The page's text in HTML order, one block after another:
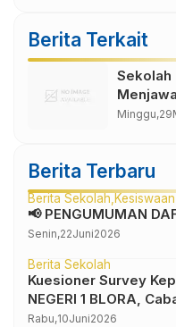
Berita Terkait
Sekolah
Minggu,29
Berita Terbaru
Berita Sekolah Kesiswaan
📢 PENGUMUMAN
Senin,22Juni2026
Berita Sekolah
Kuesioner Survey
NEGERI 1 BLORA,
IV
Rabu,10Juni2026